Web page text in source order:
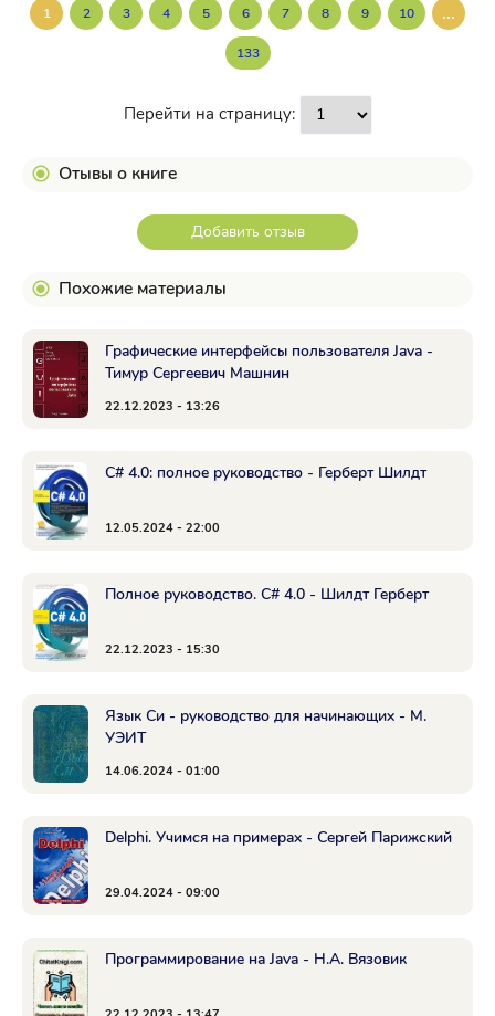
1 2 3 4 5 6 7 8 9 10 ...
133
Перейти на страницу:
Отывы о книге
Добавить отзыв
Похожие материалы
Графические интерфейсы пользователя Java -
Тимур Сергеевич Машнин
22.12.2023 - 13:26
C# 4.0: полное руководство - Герберт Шилдт
12.05.2024 - 22:00
Полное руководство. С# 4.0 - Шилдт Герберт
22.12.2023 - 15:30
Язык Си - руководство для начинающих - M.
УЭИТ
14.06.2024 - 01:00
Delphi. Учимся на примерах - Сергей Парижский
29.04.2024 - 09:00
Программирование на Java - Н.А. Вязовик